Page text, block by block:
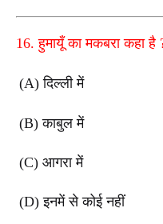
16.हुमायूँ का मकबरा कहा है
(A)दिल्ली में
(B)काबुल में
(C) आगरा में
(D)इनमें से कोई नहीं